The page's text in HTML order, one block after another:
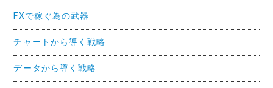
FXで稼ぐ為の武器
チャートから導く戦略
データから導く戦略